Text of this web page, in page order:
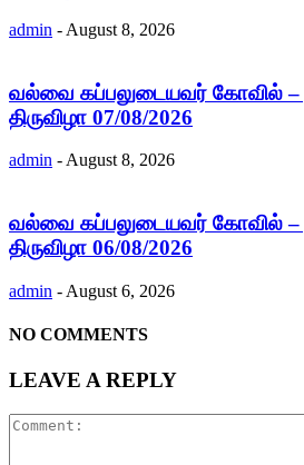
admin - August 8, 2026
வல்வை கப்பலுடையவர் கோவில் –
திருவிழா 07/08/2026
admin - August 8, 2026
வல்வை கப்பலுடையவர் கோவில் –
திருவிழா 06/08/2026
admin - August 6, 2026
NO COMMENTS
LEAVE A REPLY